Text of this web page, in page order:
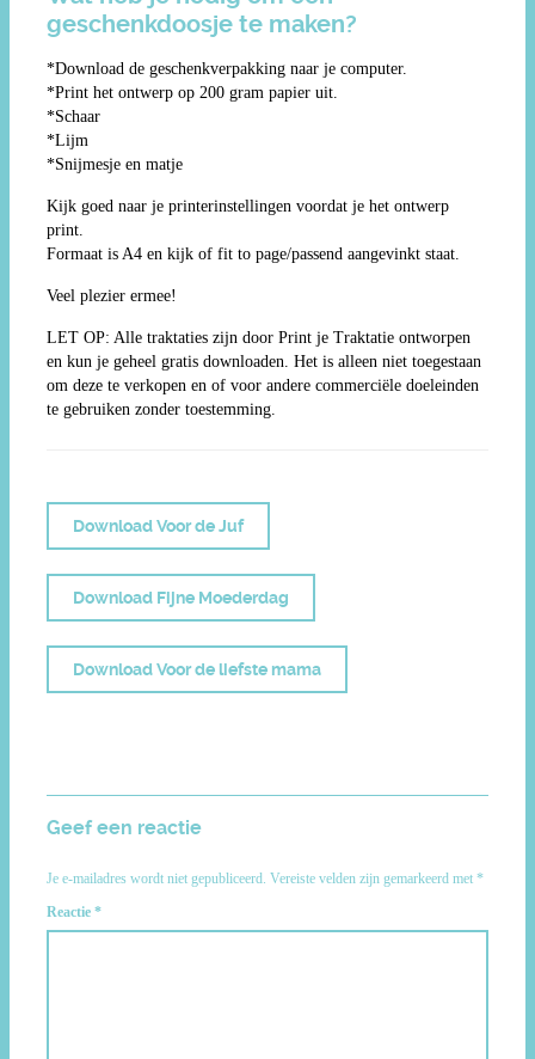
geschenkdoosje te maken?
*Download de geschenkverpakking naar je computer.
*Print het ontwerp op 200 gram papier uit.
*Schaar
*Lijm
*Snijmesje en matje
Kijk goed naar je printerinstellingen voordat je het ontwerp
print.
Formaat is A4 en kijk of fit to page/passend aangevinkt staat.
Veel plezier ermee!
LET OP: Alle traktaties zijn door Print je Traktatie ontworpen
en kun je geheel gratis downloaden. Het is alleen niet toegestaan
om deze te verkopen en of voor andere commerciële doeleinden
te gebruiken zonder toestemming.
Download Voor de Juf
Download Fijne Moederdag
Download Voor de liefste mama
Geef een reactie
Je e-mailadres wordt niet gepubliceerd. Vereiste velden zijn gemarkeerd met *
Reactie *